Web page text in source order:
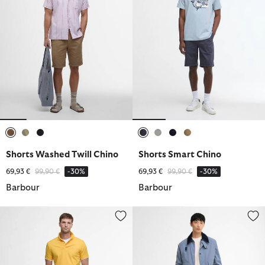
Shorts Washed Twill Chino
69,93 € Reduziert von
99,90 €bis-30%
Barbour
Shorts Smart Chino
69,93 € Reduziert von
99,90 €bis-30%
Barbour
Shorts Cotton Linen Relaxed Shorts Mordey Chino